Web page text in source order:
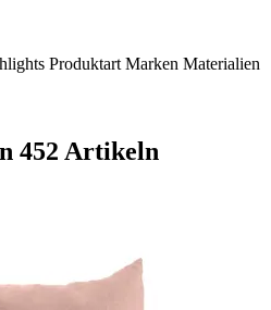
Produktart Marken Materialien
452 Artikeln